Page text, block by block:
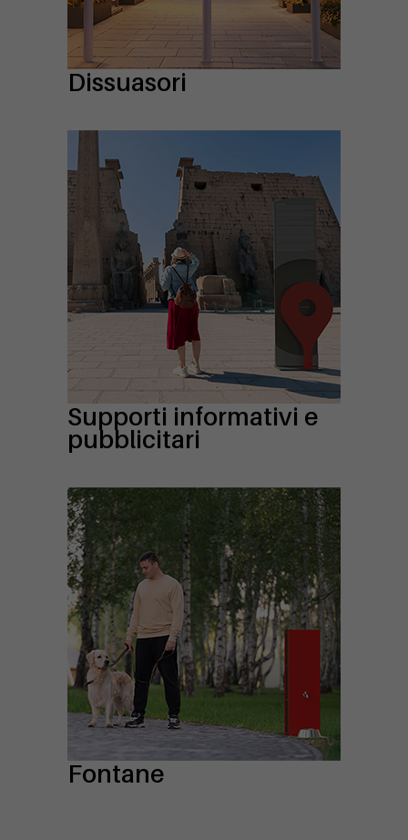
Dissuasori
Supporti informativi e
pubblicitari
Fontane